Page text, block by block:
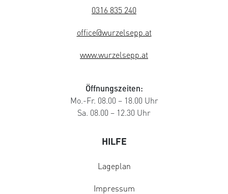
0316 835 240
office@wurzelsepp.at
www.wurzelsepp.at
Öffnungszeiten:
Mo.-Fr. 08.00 – 18.00 Uhr
Sa. 08.00 – 12.30 Uhr
HILFE
Lageplan
Impressum